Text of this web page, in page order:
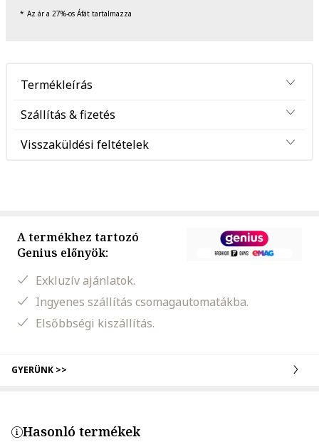
Az ár a 27%-os Áfát tartalmazza
Termékleírás
Szállítás & fizetés
Visszaküldési feltételek
A termékhez tartozó
Genius előnyök:
Exkluzív ajánlatok.
Ingyenes szállítás csomagautomatákba.
Elsőbbségi kiszállítás.
GYERÜNK >>
Hasonló termékek